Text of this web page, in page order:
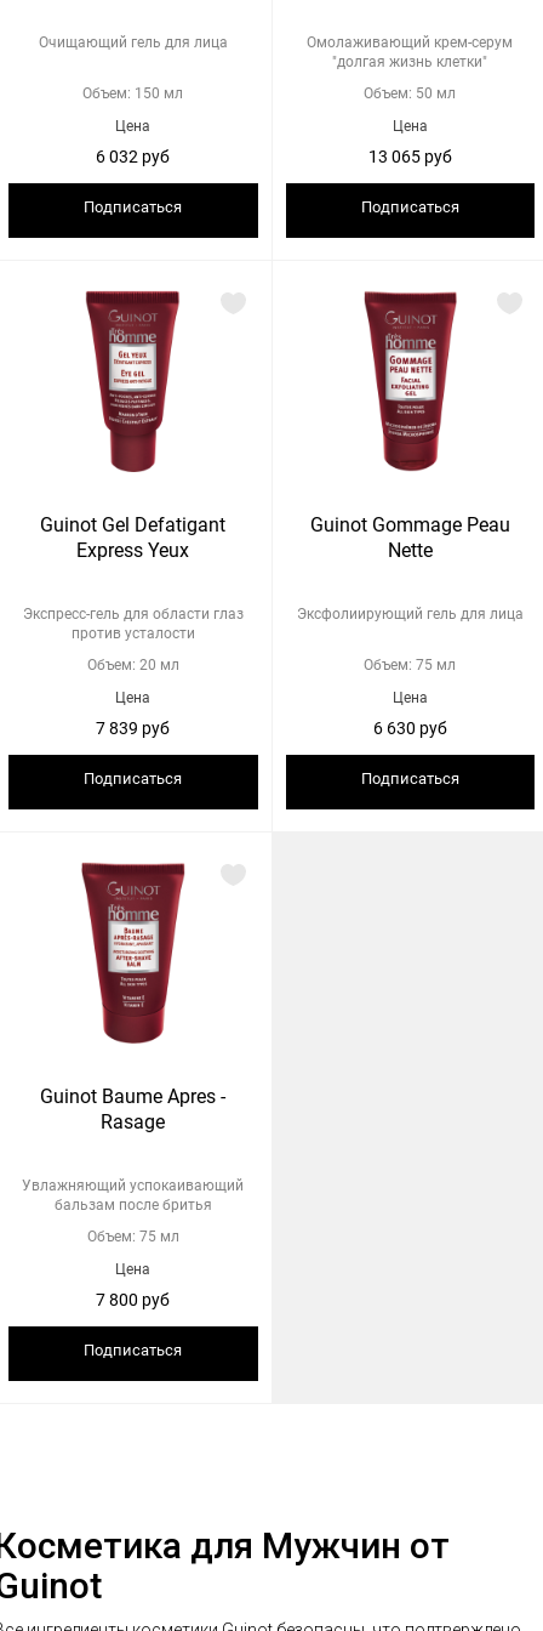
Очищающий гель для лица
Объем: 150 мл
Цена
6 032 руб
Подписаться
Омолаживающий крем-серум
"долгая жизнь клетки"
Объем: 50 мл
Цена
13 065 руб
Подписаться
Guinot Gel Defatigant
Express Yeux
Экспресс-гель для области глаз
против усталости
Объем: 20 мл
Цена
7 839 руб
Подписаться
Guinot Gommage Peau
Nette
Эксфолиирующий гель для лица
Объем: 75 мл
Цена
6 630 руб
Подписаться
Guinot Baume Apres -
Rasage
Увлажняющий успокаивающий
бальзам после бритья
Объем: 75 мл
Цена
7 800 руб
Подписаться
для Мужчин от